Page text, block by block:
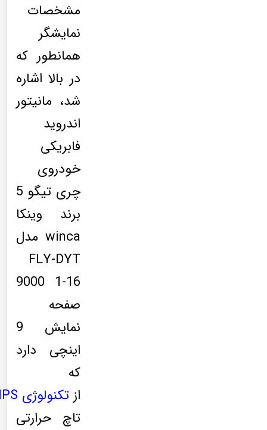
مشخصات
نمایشگر
همانطور که
در بالا اشاره
شد، مانیتور
اندروید
فابریکی
خودروی
چری تیگو 5
برند وینکا
winca مدل
FLY-DYT
9000 1-16
صفحه
نمایش 9
اینچی دارد
که
از تکنولوژی
تاچ حرارتی